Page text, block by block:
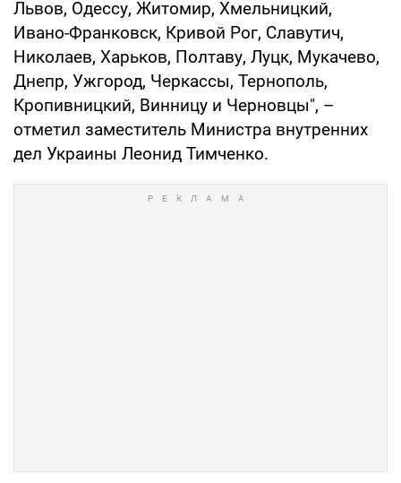
Львов, Одессу, Житомир, Хмельницкий,
Ивано-Франковск, Кривой Рог, Славутич,
Николаев, Харьков, Полтаву, Луцк, Мукачево,
Днепр, Ужгород, Черкассы, Тернополь,
Кропивницкий, Винницу и Черновцы", –
отметил заместитель Министра внутренних
дел Украины Леонид Тимченко.